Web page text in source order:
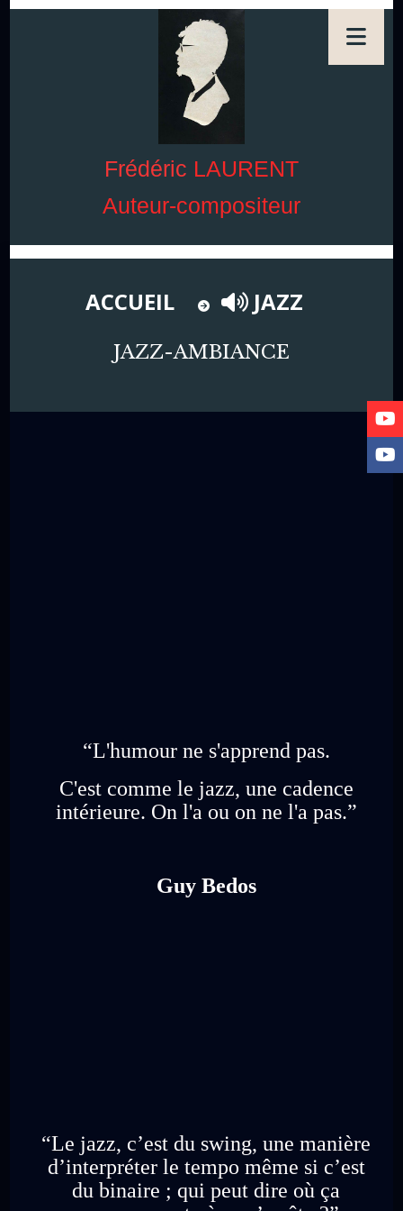
Frédéric LAURENT
Auteur-compositeur
ACCUEIL JAZZ
JAZZ-AMBIANCE
“L'humour ne s'apprend pas.
C'est comme le jazz, une cadence
intérieure. On l'a ou on ne l'a pas.”
Guy Bedos
“Le jazz, c’est du swing, une manière
d’interpréter le tempo même si c’est
du binaire ; qui peut dire où ça